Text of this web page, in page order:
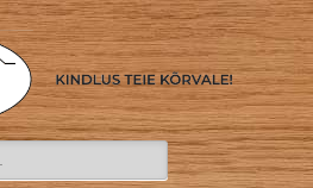
Klaverite Kants